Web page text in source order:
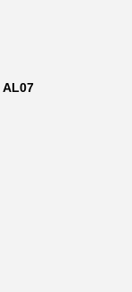
AL07